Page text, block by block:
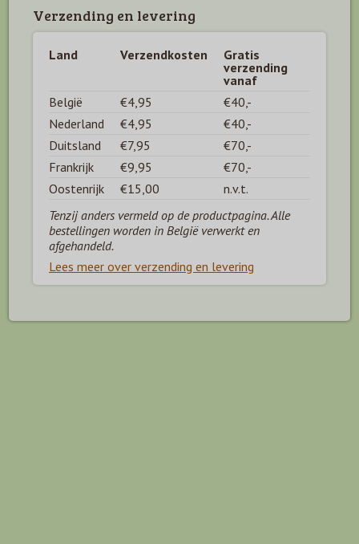
Verzending en levering
Land Verzendkosten
Gratis
verzending
vanaf
België
€4,95
€40,-
Nederland
€4,95
€40,-
Duitsland
€7,95
€70,-
Frankrijk
€9,95
€70,-
Oostenrijk
€15,00
n.v.t.
Tenzij anders vermeld op de productpagina. Alle
bestellingen worden in België verwerkt en
afgehandeld.
Lees meer over verzending en levering